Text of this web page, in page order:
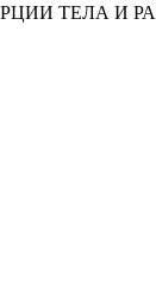
ТЕЛА И